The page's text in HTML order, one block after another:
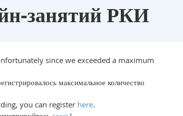
занятий РКИ
since we exceeded a maximum
максимальное количество
you can register here.